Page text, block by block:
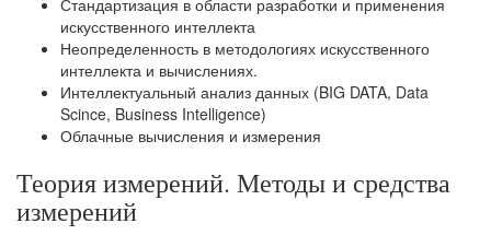
Стандартизация в области разработки и применения
искусственного интеллекта
Неопределенность в методологиях искусственного
интеллекта и вычислениях.
Интеллектуальный анализ данных (BIG DATA, Data
Scince, Business Intelligence)
Облачные вычисления и измерения
Теория измерений. Методы и средства
измерений